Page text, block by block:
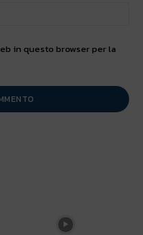
in questo browser per la